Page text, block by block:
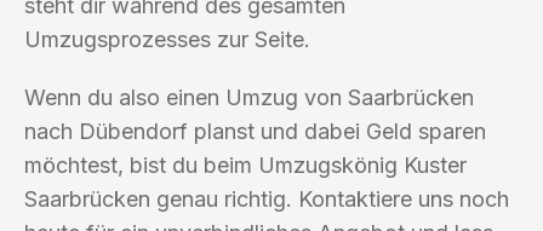
steht dir während des gesamten
Umzugsprozesses zur Seite.
Wenn du also einen Umzug von Saarbrücken
nach Dübendorf planst und dabei Geld sparen
möchtest, bist du beim Umzugskönig Kuster
Saarbrücken genau richtig. Kontaktiere uns noch